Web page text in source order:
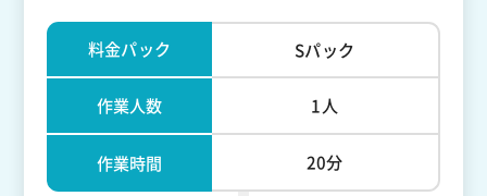
料金パック Sパック
作業人数 1人
作業時間 20分